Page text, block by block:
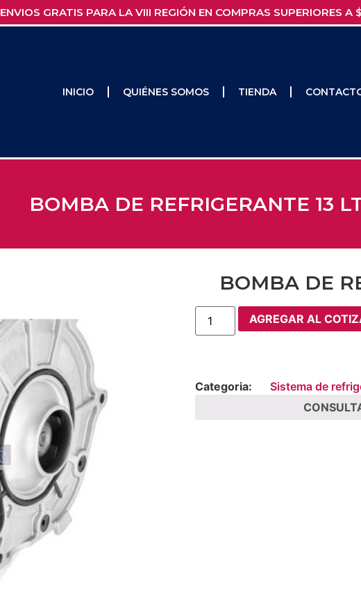
ENVIOS GRATIS PARA LA VIII REGIÓN EN COMPRAS SUPERIORES A
INICIO QUIÉNES SOMOS TIENDA
BOMBA DE REFRIGERANTE 13
BOMBA DE
AGREGAR AL
Categoria:
Sistema de